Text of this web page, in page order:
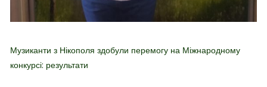
Музиканти з Нікополя здобули перемогу на Міжнародному
конкурсі: результати